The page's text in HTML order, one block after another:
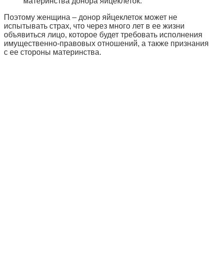
Поэтому женщина – донор яйцеклеток может не
испытывать страх, что через много лет в ее жизни
объявиться лицо, которое будет требовать исполнения
имущественно-правовых отношений, а также признания
с ее стороны материнства.